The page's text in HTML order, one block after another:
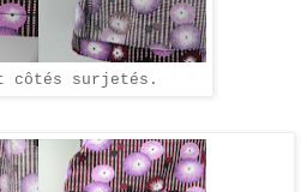
côtés surjetés .